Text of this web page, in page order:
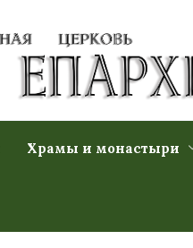
Храмы и монастыри